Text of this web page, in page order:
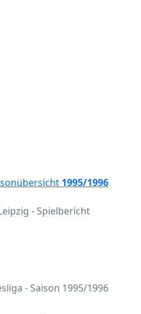
1995/1996
- Spielbericht
- Saison 1995/1996